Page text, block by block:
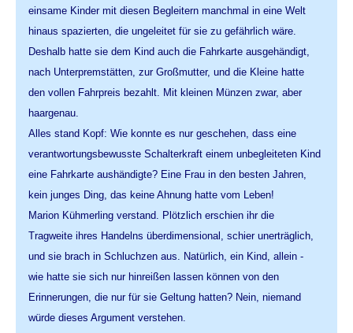
einsame Kinder mit diesen Begleitern manchmal in eine Welt
hinaus spazierten, die ungeleitet für sie zu gefährlich wäre.
Deshalb hatte sie dem Kind auch die Fahrkarte ausgehändigt,
nach Unterpremstätten, zur Großmutter, und die Kleine hatte
den vollen Fahrpreis bezahlt. Mit kleinen Münzen zwar, aber
haargenau.
Alles stand Kopf: Wie konnte es nur geschehen, dass eine
verantwortungsbewusste Schalterkraft einem unbegleiteten Kind
eine Fahrkarte aushändigte? Eine Frau in den besten Jahren,
kein junges Ding, das keine Ahnung hatte vom Leben!
Marion Kühmerling verstand. Plötzlich erschien ihr die
Tragweite ihres Handelns überdimensional, schier unerträglich,
und sie brach in Schluchzen aus. Natürlich, ein Kind, allein -
wie hatte sie sich nur hinreißen lassen können von den
Erinnerungen, die nur für sie Geltung hatten? Nein, niemand
würde dieses Argument verstehen.